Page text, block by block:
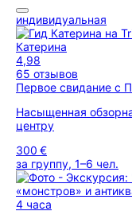
индивидуальная
Катерина
4,98
65 отзывов
Первое свидание с
Насыщенная
центру
300 €
за группу, 1–6 чел.
4 часа